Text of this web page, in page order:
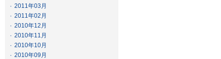
· 2011年03月
· 2011年02月
· 2010年12月
· 2010年11月
· 2010年10月
· 2010年09月